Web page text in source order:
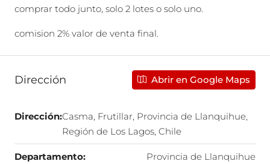
comprar todo junto, solo 2 lotes o solo uno.
comision 2% valor de venta final.
Dirección Abrir en Google Maps
Dirección:Casma, Frutillar, Provincia de Llanquihue,
Región de Los Lagos, Chile
Departamento: Provincia de Llanquihue